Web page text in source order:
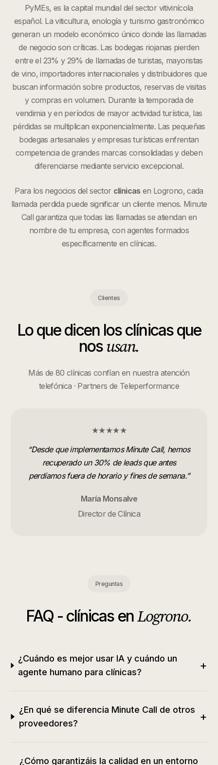
PyMEs, es la capital mundial del sector vitivinícola
español. La viticultura, enología y turismo gastronómico
generan un modelo económico único donde las llamadas
de negocio son críticas. Las bodegas riojanas pierden
entre el 23% y 29% de llamadas de turistas, mayoristas
de vino, importadores internacionales y distribuidores que
buscan información sobre productos, reservas de visitas
y compras en volumen. Durante la temporada de
vendimia y en períodos de mayor actividad turística, las
pérdidas se multiplican exponencialmente. Las pequeñas
bodegas artesanales y empresas turísticas enfrentan
competencia de grandes marcas consolidadas y deben
diferenciarse mediante servicio excepcional.
Para los negocios del sector clínicasen Logrono, cada
llamada perdida puede significar un cliente menos. Minute
Call garantiza que todas las llamadas se atiendan en
nombre de tu empresa, con agentes formados
específicamente en clínicas.
Clientes
Lo que dicen losclínicasque
nosusan.
Más de 80 clínicas confían en nuestra atención
telefónica · Partners de Teleperformance
★★★★★
“Desde que implementamos Minute Call, hemos
recuperado un 30% de leads que antes
perdíamos fuera de horario y fines de semana.”
María Monsalve
Director de Clínica
Preguntas
FAQ - clínicasenLogrono.
¿Cuándo es mejor usar IA y cuándo un
agente humano para clínicas?
+
¿En qué se diferencia Minute Call de otros
proveedores?
+
¿Cómo garantizáis la calidad en un entorno